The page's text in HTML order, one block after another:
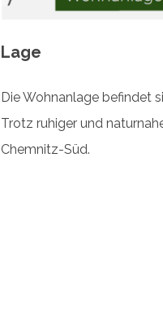
Lage
Die Wohnanlage befindet
Trotz ruhiger und
Chemnitz-Süd.